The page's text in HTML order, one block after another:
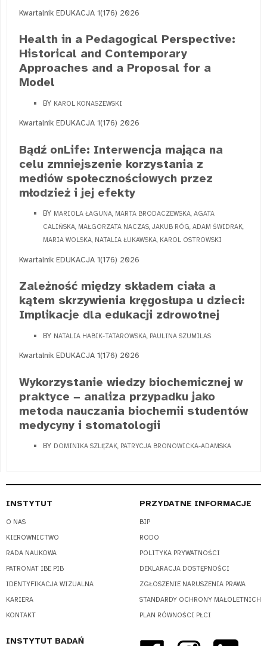
Kwartalnik EDUKACJA 1(176) 2026
Health in a Pedagogical Perspective:
Historical and Contemporary
Approaches and a Proposal for a
Model
BY KAROL KONASZEWSKI
Kwartalnik EDUKACJA 1(176) 2026
Bądź onLife: Interwencja mająca na
celu zmniejszenie korzystania z
mediów społecznościowych przez
młodzież i jej efekty
BY MARIOLA ŁAGUNA, MARTA BRODACZEWSKA, AGATA
CALIŃSKA, MAŁGORZATA NACZAS, JAKUB RÓG, ADAM ŚWIDRAK,
MARIA WOLSKA, NATALIA ŁUKAWSKA, KAROL OSTROWSKI
Kwartalnik EDUKACJA 1(176) 2026
Zależność między składem ciała a
kątem skrzywienia kręgosłupa u dzieci:
Implikacje dla edukacji zdrowotnej
BY NATALIA HABIK-TATAROWSKA, PAULINA SZUMILAS
Kwartalnik EDUKACJA 1(176) 2026
Wykorzystanie wiedzy biochemicznej w
praktyce − analiza przypadku jako
metoda nauczania biochemii studentów
medycyny i stomatologii
BY DOMINIKA SZLĘZAK, PATRYCJA BRONOWICKA-ADAMSKA
INSTYTUT
O NAS
KIEROWNICTWO
RADA NAUKOWA
PATRONAT IBE PIB
IDENTYFIKACJA WIZUALNA
KARIERA
KONTAKT
PRZYDATNE INFORMACJE
BIP
RODO
POLITYKA PRYWATNOŚCI
DEKLARACJA DOSTĘPNOŚCI
ZGŁOSZENIE NARUSZENIA PRAWA
STANDARDY OCHRONY MAŁOLETNICH
PLAN RÓWNOŚCI PŁCI
INSTYTUT BADAŃ